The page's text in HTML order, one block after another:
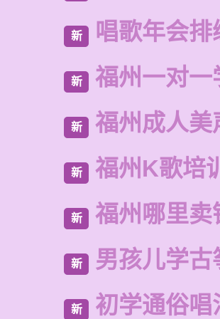
新 唱歌年会
新 福州一对一
新 福州成人美
新 福州K歌培
新 福州哪里卖
新 男孩儿学
新 初学通俗